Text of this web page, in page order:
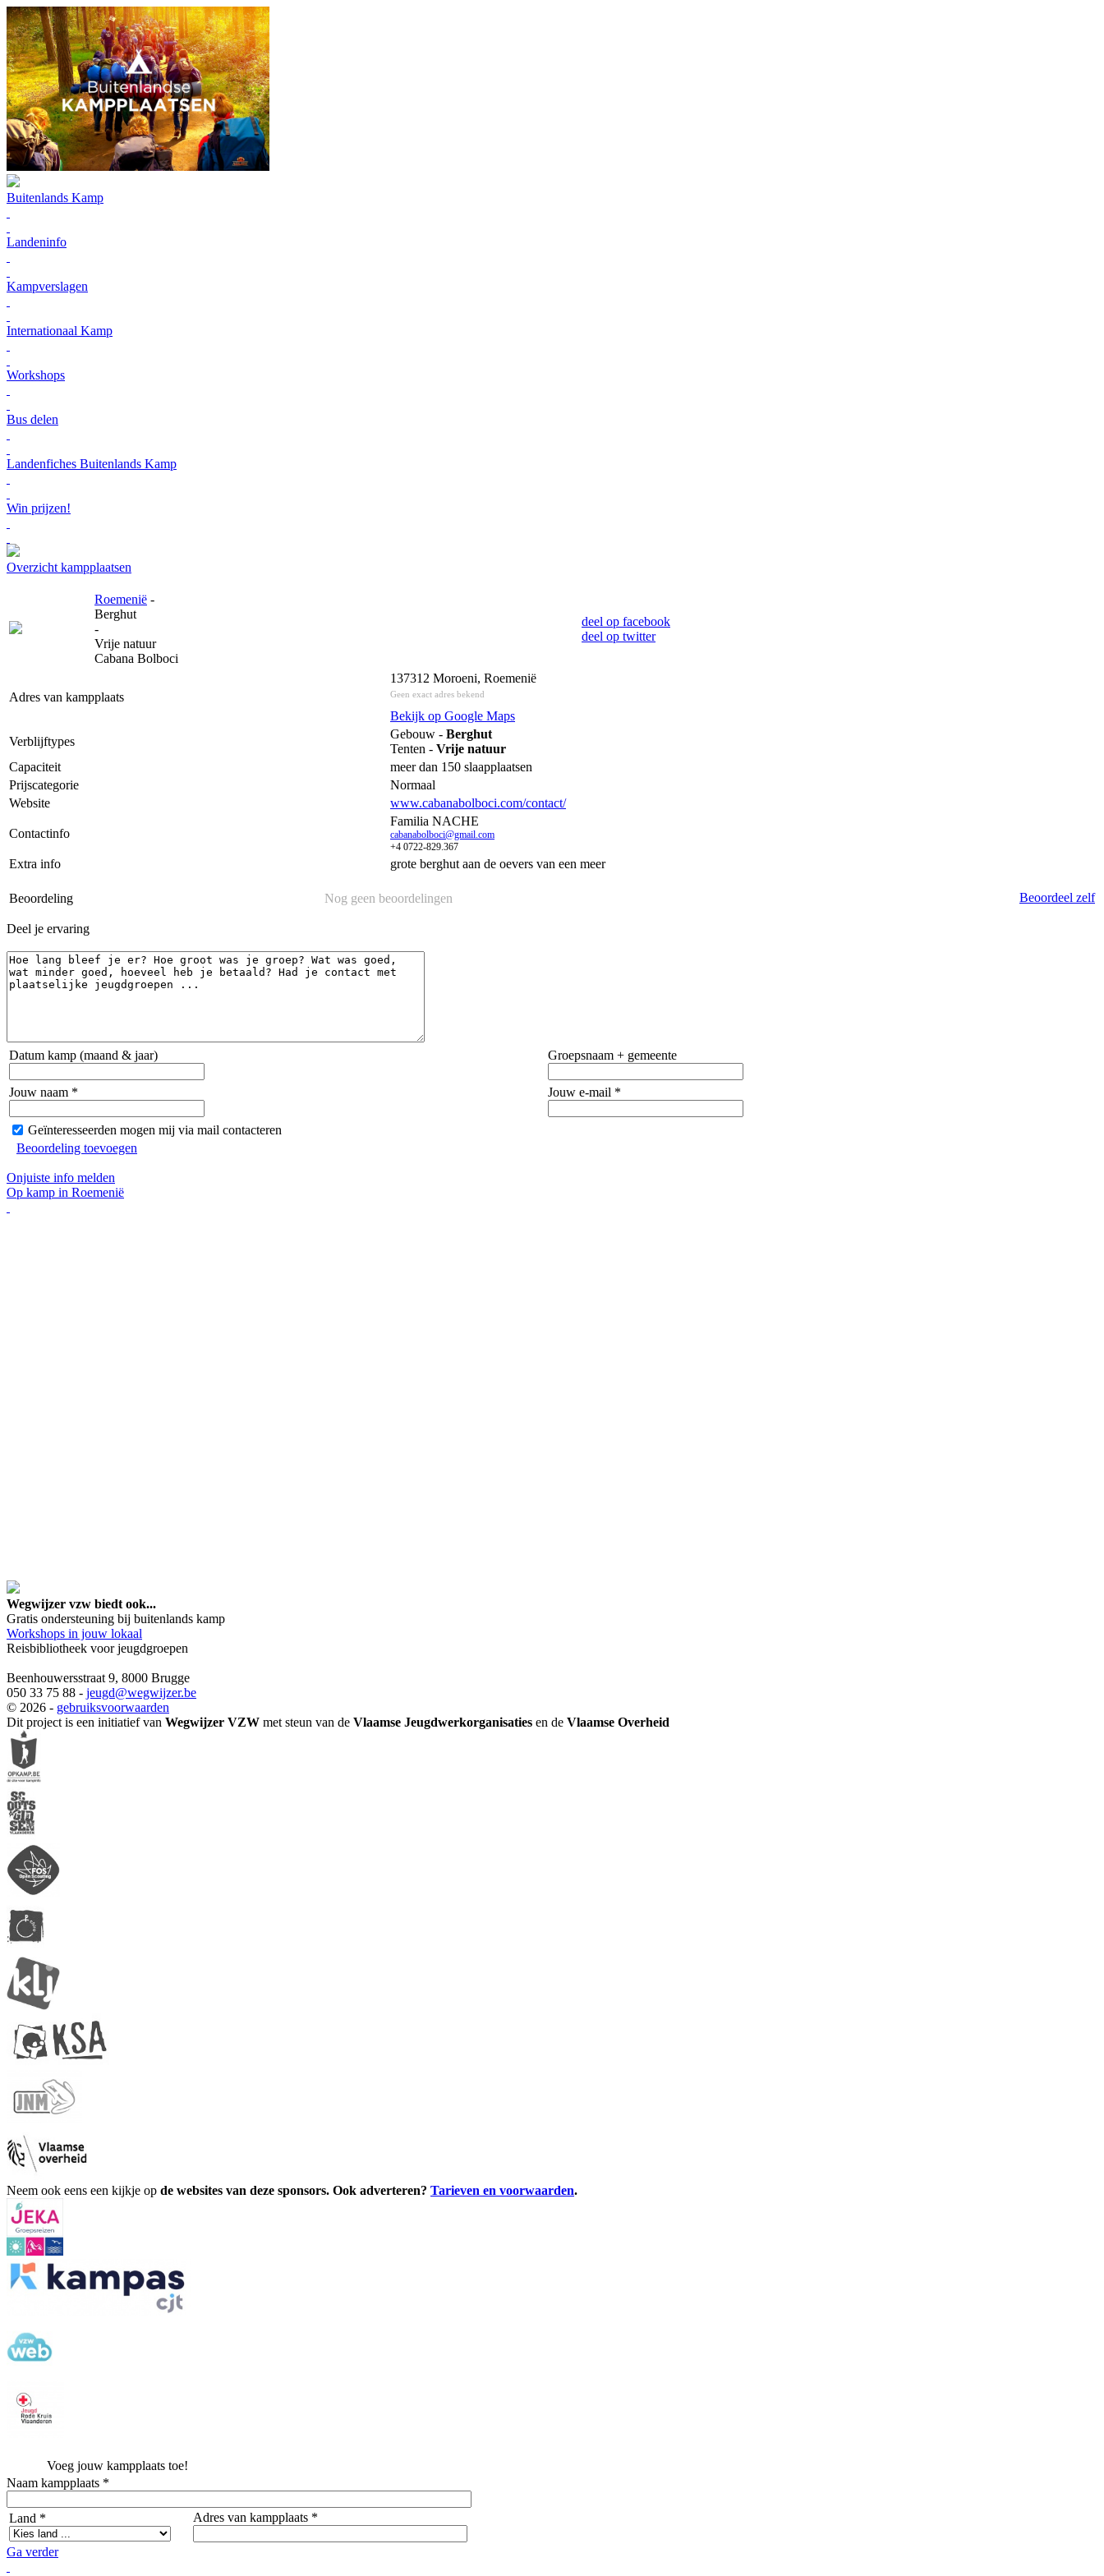
Buitenlands Kamp
Landeninfo
Kampverslagen
Internationaal Kamp
Workshops
Bus delen
Landenfiches Buitenlands Kamp
Win prijzen!
Overzicht kampplaatsen
Roemenië -
Berghut
-
Vrije natuur
Cabana Bolboci
deel op facebook
deel op twitter
Adres van kampplaats
137312 Moroeni, Roemenië
Geen exact adres bekend
Bekijk op Google Maps
Verblijftypes
Gebouw - Berghut
Tenten - Vrije natuur
Capaciteit
meer dan 150 slaapplaatsen
Prijscategorie
Normaal
Website
www.cabanabolboci.com/contact/
Contactinfo
Familia NACHE
cabanabolboci@gmail.com
+4 0722-829.367
Extra info grote berghut aan de oevers van een meer
Beoordeling Nog geen beoordelingen Beoordeel zelf
Deel je ervaring
Datum kamp (maand & jaar) Groepsnaam + gemeente
Jouw naam * Jouw e-mail *
Geïnteresseerden mogen mij via mail contacteren
Beoordeling toevoegen
Onjuiste info melden
Op kamp in Roemenië
Wegwijzer vzw biedt ook...
Gratis ondersteuning bij buitenlands kamp
Workshops in jouw lokaal
Reisbibliotheek voor jeugdgroepen
Beenhouwersstraat 9, 8000 Brugge
050 33 75 88 - jeugd@wegwijzer.be
© 2026 - gebruiksvoorwaarden
Dit project is een initiatief van Wegwijzer VZW met steun van de Vlaamse Jeugdwerkorganisaties en de Vlaamse Overheid
Neem ook eens een kijkje op de websites van deze sponsors. Ook adverteren? Tarieven en voorwaarden.
Voeg jouw kampplaats toe!
Naam kampplaats *
Land * Adres van kampplaats *
Ga verder